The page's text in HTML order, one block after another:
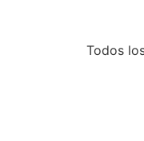
Todos